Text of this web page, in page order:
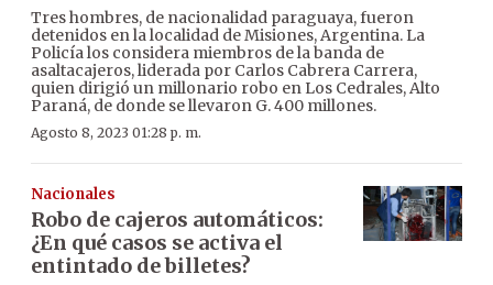
Tres hombres, de nacionalidad paraguaya, fueron
detenidos en la localidad de Misiones, Argentina. La
Policía los considera miembros de la banda de
asaltacajeros, liderada por Carlos Cabrera Carrera,
quien dirigió un millonario robo en Los Cedrales, Alto
Paraná, de donde se llevaron G. 400 millones.
Agosto 8, 2023 01:28 p. m.
Nacionales
Robo de cajeros automáticos:
¿En qué casos se activa el
entintado de billetes?